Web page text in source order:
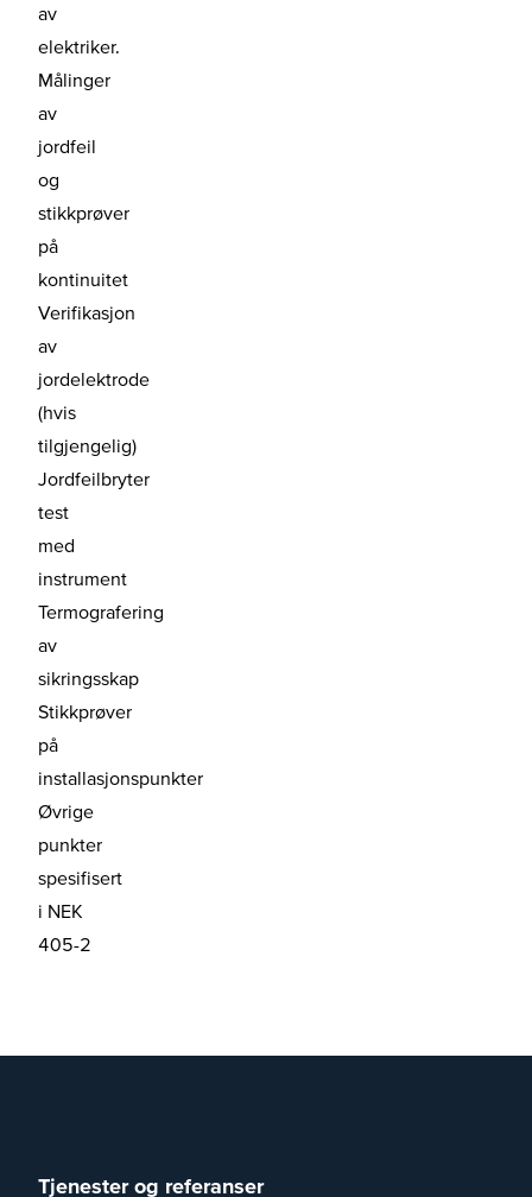
av
elektriker.
Målinger
av
jordfeil
og
stikkprøver
på
kontinuitet
Verifikasjon
av
jordelektrode
(hvis
tilgjengelig)
Jordfeilbryter
test
med
instrument
Termografering
av
sikringsskap
Stikkprøver
på
installasjonspunkter
Øvrige
punkter
spesifisert
i NEK
405-2
Tjenester og referanser